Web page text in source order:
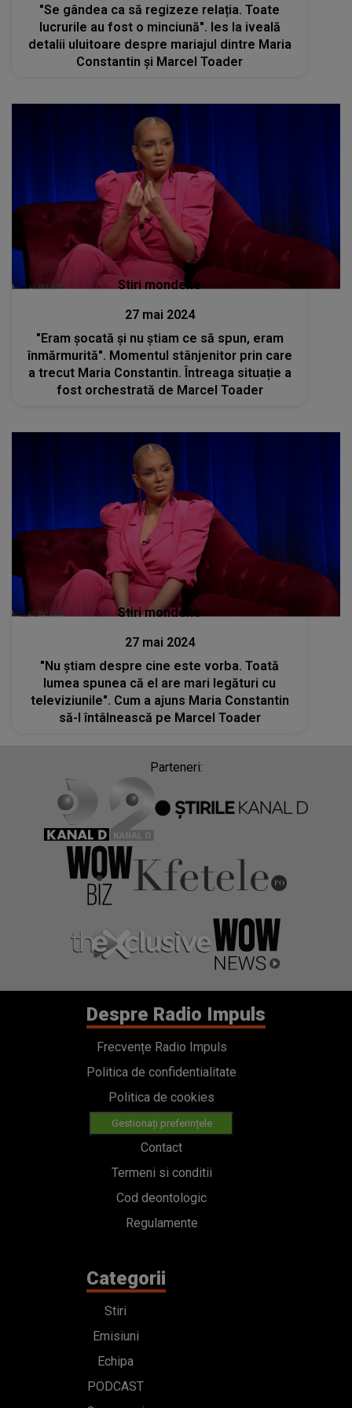
"Se gândea ca să regizeze relația. Toate
lucrurile au fost o minciună". Ies la iveală
detalii uluitoare despre mariajul dintre Maria
Constantin și Marcel Toader
Stiri mondene
27 mai 2024
"Eram șocată și nu știam ce să spun, eram
înmărmurită". Momentul stânjenitor prin care
a trecut Maria Constantin. Întreaga situație a
fost orchestrată de Marcel Toader
Stiri mondene
27 mai 2024
"Nu știam despre cine este vorba. Toată
lumea spunea că el are mari legături cu
televiziunile". Cum a ajuns Maria Constantin
să-l întâlnească pe Marcel Toader
Parteneri:
Despre Radio Impuls
Frecvențe Radio Impuls
Politica de confidentialitate
Politica de cookies
Gestionați preferințele
Contact
Termeni si conditii
Cod deontologic
Regulamente
Categorii
Stiri
Emisiuni
Echipa
PODCAST